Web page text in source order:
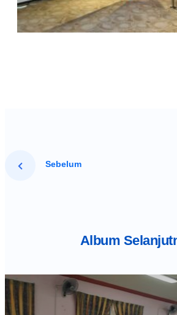
Sebelum
Album